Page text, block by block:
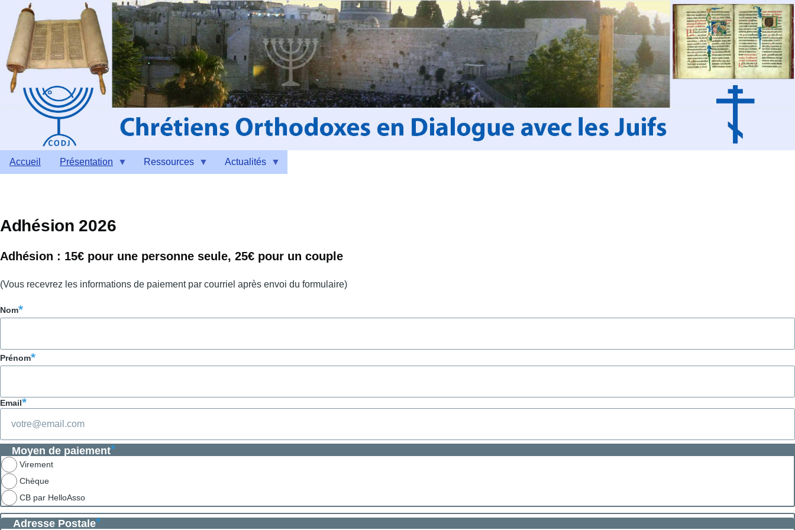
Aller au contenu principal
Accueil Présentation Ressources Actualités
Adhésion 2026
Adhésion : 15€ pour une personne seule, 25€ pour un couple
(Vous recevrez les informations de paiement par courriel après envoi du formulaire)
Nom
Prénom
Email
Moyen de paiement
Virement
Chèque
CB par HelloAsso
Adresse Postale